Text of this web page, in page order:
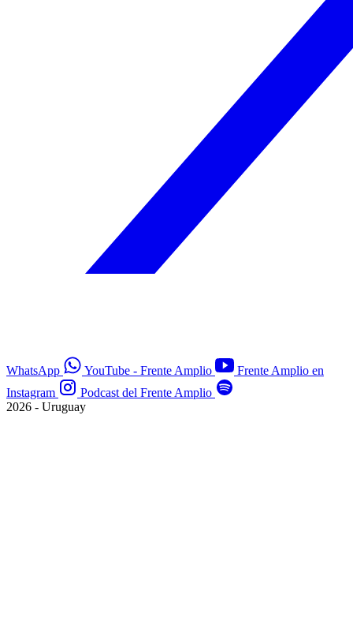
WhatsApp YouTube - Frente Amplio
Frente Amplio en
Instagram
Podcast del Frente Amplio
2026 - Uruguay